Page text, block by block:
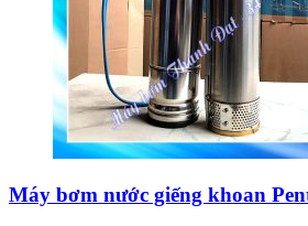
Máy bơm nước giếng khoan